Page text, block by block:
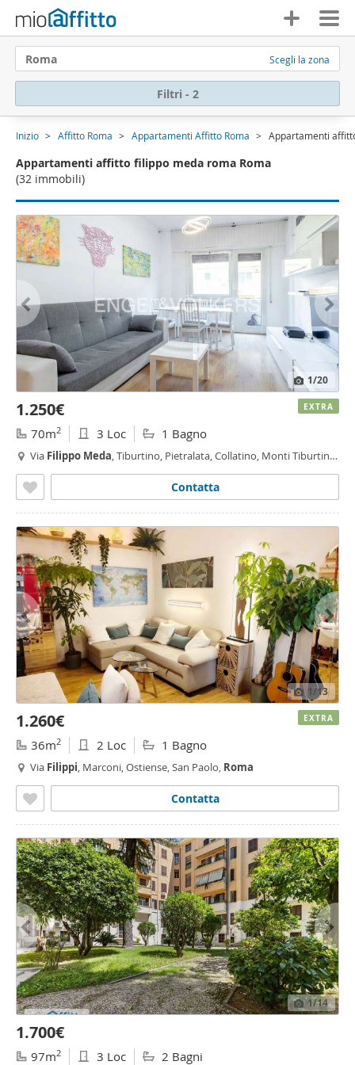
Roma Scegli la zona
Filtri - 2
Inizio Affitto Roma Appartamenti Affitto Roma Appartamenti
Appartamenti affitto filippo meda roma Roma
(32 immobili)
1/20
1.250€
70m2 3 Loc 1 Bagno
Via Filippo Meda, Tiburtino, Pietralata, Collatino, Monti Tiburtini,
Contatta
EXTRA
1/13
1.260€
36m2 2 Loc 1 Bagno
Via Filippi, Marconi, Ostiense, San Paolo, Roma
Contatta
EXTRA
1/14
1.700€
97m2 3 Loc 2 Bagni